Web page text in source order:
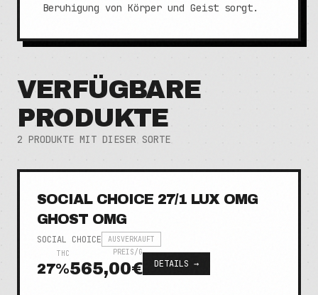
Beruhigung von Körper und Geist sorgt.
VERFÜGBARE
PRODUKTE
2 PRODUKTE MIT DIESER SORTE
SOCIAL CHOICE 27/1 LUX OMG
GHOST OMG
SOCIAL CHOICE
AUSVERKAUFT
THC
27%
PREIS/G
565,00€ DETAILS →